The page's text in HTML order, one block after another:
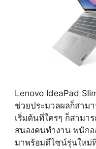
Lenovo IdeaPad
ช่วยประมวลผลก็สาม
เริ่มต้นที่ใครๆ ก็สามา
สนองคนทำงาน พนัก
มาพร้อมดีไซน์รุ่นใหม่